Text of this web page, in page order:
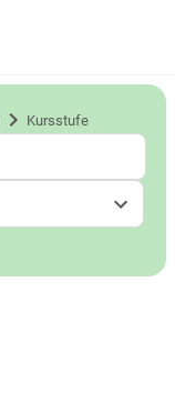
Kursstufe